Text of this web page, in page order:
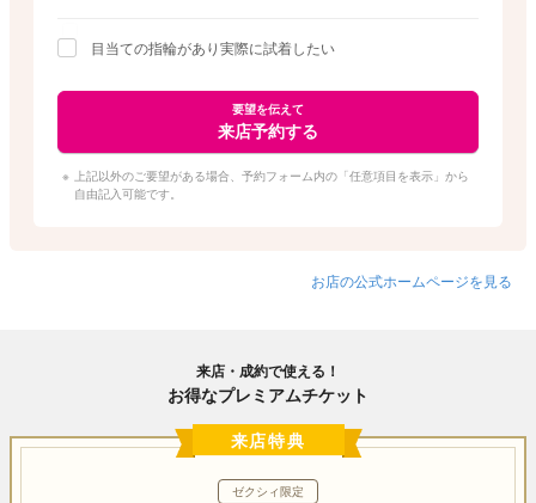
目当ての指輪があり実際に試着したい
要望を伝えて
来店予約する
上記以外のご要望がある場合、予約フォーム内の「任意項目を表示」から
自由記入可能です。
お店の公式ホームページを見る
来店・成約で使える！
お得なプレミアムチケット
来店特典
ゼクシィ限定